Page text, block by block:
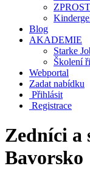
Blog
AKADEMIE
Starke
Školení
Webportal
Zadat nabídku
Přihlásit
Registrace
Zedníci a
Bavorsko